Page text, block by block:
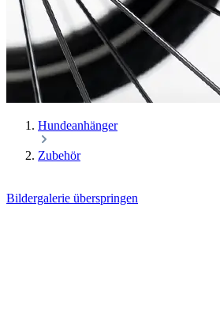
Hundeanhänger
Zubehör
Bildergalerie überspringen